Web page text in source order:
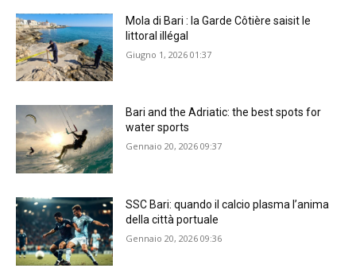
Mola di Bari : la Garde Côtière saisit le
littoral illégal
Giugno 1, 2026 01:37
Bari and the Adriatic: the best spots for
water sports
Gennaio 20, 2026 09:37
SSC Bari: quando il calcio plasma l’anima
della città portuale
Gennaio 20, 2026 09:36